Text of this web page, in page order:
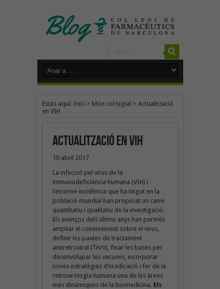
Estàs aquí: Inici > Món col·legial > Actualització
en VIH
Actualització en VIH
10 abril 2017
La infecció pel virus de la
immunodeficiència humana (VIH) i
l’enorme incidència que ha tingut en la
població mundial han propiciat un canvi
quantitatiu i qualitatiu de la investigació.
Els avenços dels últims anys han permès
ampliar el coneixement sobre el virus,
definir les pautes de tractament
antiretroviral (TArV), fixar les bases per
desenvolupar les vacunes, incorporar
noves estratègies d’eradicació i fer de la
retrovirologia humana una de les àrees
més dinàmiques de la biomedicina. Els